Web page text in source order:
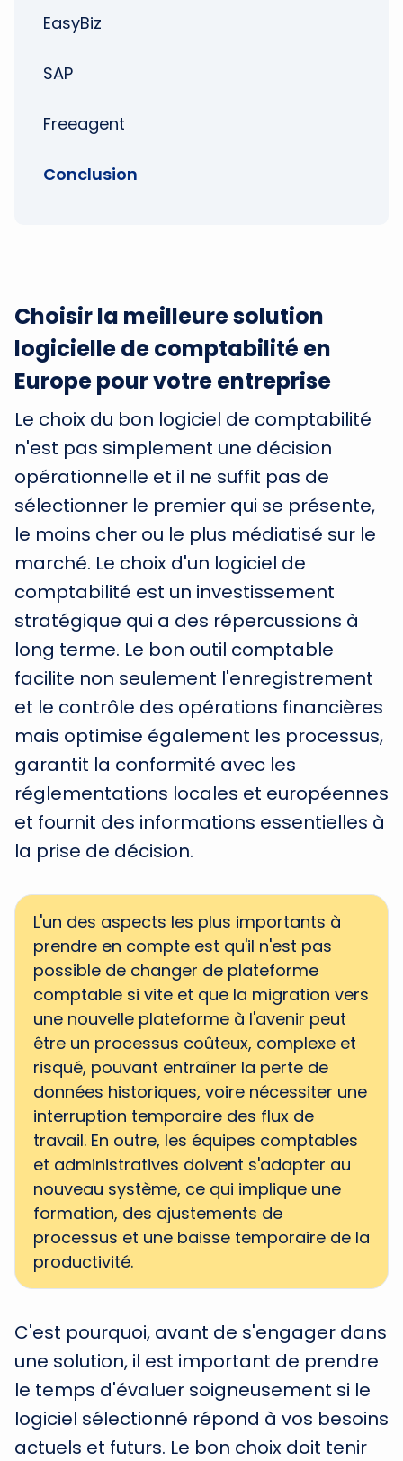
Choisir la meilleure solution
logicielle de comptabilité en
Europe pour votre entreprise
Le choix du bon logiciel de comptabilité
n'est pas simplement une décision
opérationnelle et il ne suffit pas de
sélectionner le premier qui se présente,
le moins cher ou le plus médiatisé sur le
marché. Le choix d'un logiciel de
comptabilité est un investissement
stratégique qui a des répercussions à
long terme. Le bon outil comptable
facilite non seulement l'enregistrement
et le contrôle des opérations financières
mais optimise également les processus,
garantit la conformité avec les
réglementations locales et européennes
et fournit des informations essentielles à
la prise de décision.
L'un des aspects les plus importants à
prendre en compte est qu'il n'est pas
possible de changer de plateforme
comptable si vite et que la migration vers
une nouvelle plateforme à l'avenir peut
être un processus coûteux, complexe et
risqué, pouvant entraîner la perte de
données historiques, voire nécessiter une
interruption temporaire des flux de
travail. En outre, les équipes comptables
et administratives doivent s'adapter au
nouveau système, ce qui implique une
formation, des ajustements de
processus et une baisse temporaire de la
productivité.
C'est pourquoi, avant de s'engager dans
une solution, il est important de prendre
le temps d'évaluer soigneusement si le
logiciel sélectionné répond à vos besoins
actuels et futurs. Le bon choix doit tenir
EasyBiz
SAP
Freeagent
Conclusion